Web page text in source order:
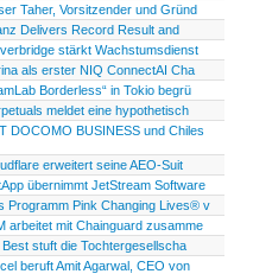
Taher, Vorsitzender und Gründ
Delivers Record Result and
stärkt Wachstumsdienst
als erster NIQ ConnectAI Cha
Borderless“ in Tokio begrü
meldet eine hypothetisch
DOCOMO BUSINESS und Chiles
erweitert seine AEO-Suit
übernimmt JetStream Software
Programm Pink Changing Lives® v
arbeitet mit Chainguard zusamme
stuft die Tochtergesellscha
beruft Amit Agarwal, CEO von